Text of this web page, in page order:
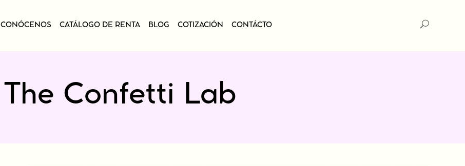
CONÓCENOS CATÁLOGO DE RENTA
Arcos
Mesas
BLOG COTIZACIÓN
Servicios de
Decoración
CONTÁCTO
Arcos
Paredes
Tarimas
Envíanos un
The Confetti Lab